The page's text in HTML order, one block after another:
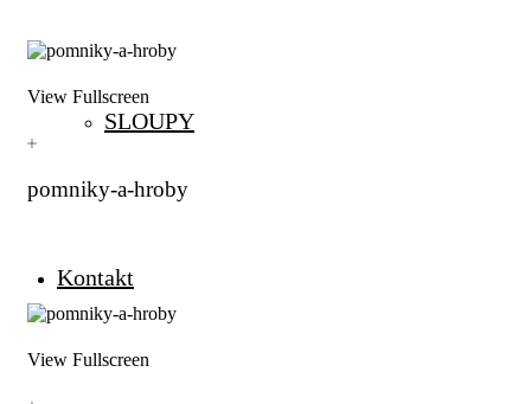
SLOUPY
Kontakt
View Fullscreen
pomniky-a-hroby
View Fullscreen